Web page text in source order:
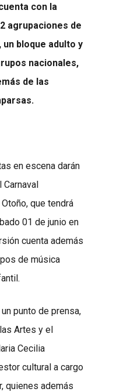
con la
agrupaciones de
un bloque adulto y
nacionales,
de las
en escena darán
Carnaval
que tendrá
01 de junio en
cuenta además
de música
punto de prensa,
Artes y el
Cecilia
cultural a cargo
quienes además